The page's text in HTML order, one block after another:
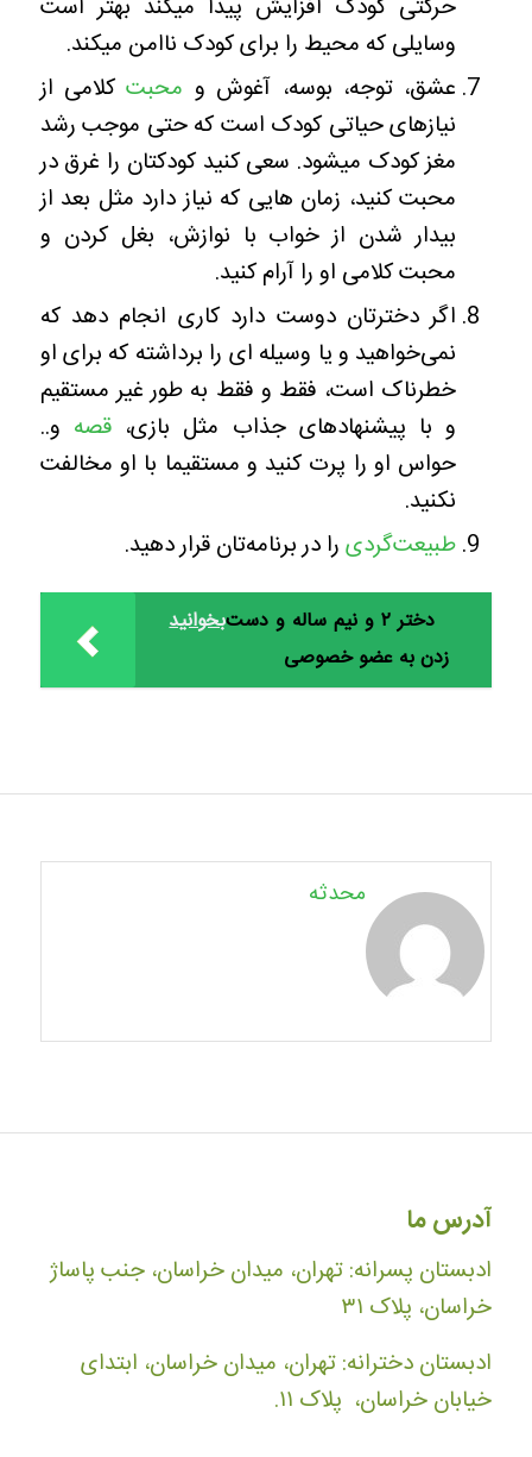
حرکتی کودک افزایش پیدا میکند بهتر است
وسایلی که محیط را برای کودک ناامن میکند.
عشق، توجه، بوسه، آغوش و محبتکلامی از
نیازهای حیاتی کودک است که حتی موجب رشد
مغز کودک میشود. سعی کنید کودکتان را غرق در
محبت کنید، زمان هایی که نیاز دارد مثل بعد از
بیدار شدن از خواب با نوازش، بغل کردن و
محبت کلامی او را آرام کنید.
اگر دخترتان دوست دارد کاری انجام دهد که
نمی‌خواهید و یا وسیله ای را برداشته که برای او
خطرناک است، فقط و فقط به طور غیر مستقیم
و با پیشنهادهای جذاب مثل بازی،قصه و..
حواس او را پرت کنید و مستقیما با او مخالفت
نکنید.
طبیعت‌گردیرا در برنامه‌تان قرار دهید.
بخوانیددختر ۲ و نیم ساله و دست
زدن به عضو خصوصی
محدثه
آدرس ما
ادبستان پسرانه: تهران، میدان خراسان، جنب پاساژ
خراسان، پلاک ۳۱
ادبستان دخترانه: تهران، میدان خراسان، ابتدای
خیابان خراسان، پلاک ۱۱.